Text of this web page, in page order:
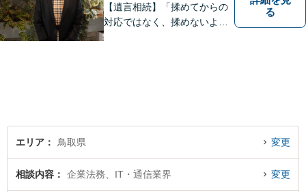
【遺言相続】「揉めてからの
対応ではなく、揉めないよう
上】
る
エリア 鳥取県 変更
相談内容 企業法務、IT・通信業界 変更